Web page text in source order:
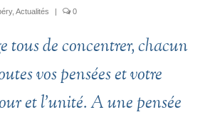
, Actualités | 0
tous de concentrer, chacun
vos pensées et votre
et l’unité. A une pensée